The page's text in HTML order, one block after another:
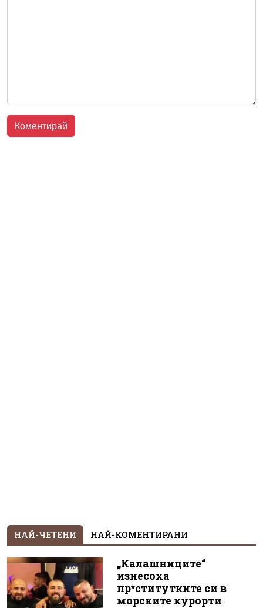
НАЙ-ЧЕТЕНИ НАЙ-КОМЕНТИРАНИ
„Калашниците“
изнесоха
пр*ститутките си в
морските курорти